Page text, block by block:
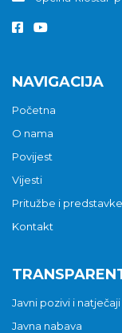
NAVIGACIJA
Početna
O nama
Povijest
Vijesti
Pritužbe i predstavke
Kontakt
Javni pozivi i natječaji
Javna nabava